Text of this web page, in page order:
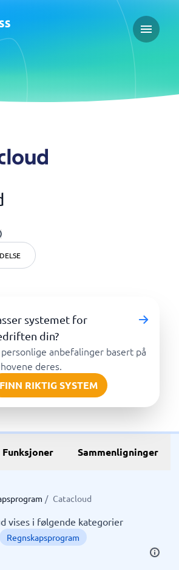
Open
systemet for
din?
personlige anbefalinger basert på
deres.
FINN RIKTIG SYSTEM
Funksjoner Sammenligninger
/ Catacloud
vises i følgende kategorier
Regnskapsprogram